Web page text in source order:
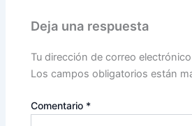
Deja una respuesta
Tu dirección de correo
Los campos obligatorios están
Comentario *